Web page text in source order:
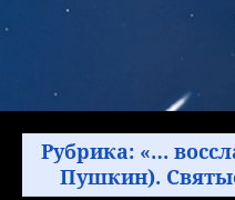
Рубрика: «…
Пушкин).